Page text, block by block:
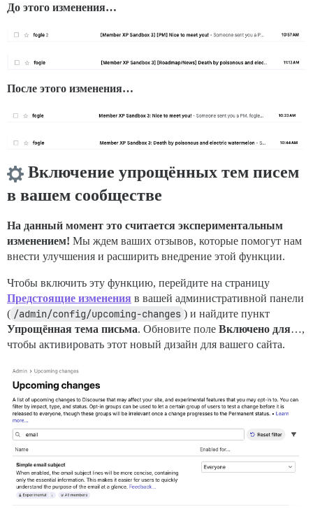
До этого изменения…
После этого изменения…
Включение упрощённых тем писем
в вашем сообществе
На данный момент это считается экспериментальным
изменением! Мы ждем ваших отзывов, которые помогут нам
внести улучшения и расширить внедрение этой функции.
Чтобы включить эту функцию, перейдите на страницу
Предстоящие изменения в вашей административной панели
( /admin/config/upcoming-changes ) и найдите пункт
Упрощённая тема письма. Обновите поле Включено для…,
чтобы активировать этот новый дизайн для вашего сайта.